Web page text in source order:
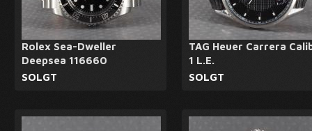
Rolex Sea-Dweller
Deepsea 116660
SOLGT
TAG Heuer Carrera
1 L.E.
SOLGT